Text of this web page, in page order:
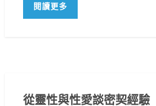
閱讀更多
從靈性與性愛談密契經驗